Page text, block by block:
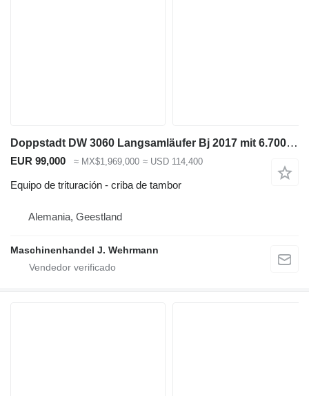
Doppstadt DW 3060 Langsamläufer Bj 2017 mit 6.700 BH
EUR 99,000 ≈ MX$1,969,000 ≈ USD 114,400
Equipo de trituración - criba de tambor
Alemania, Geestland
Maschinenhandel J. Wehrmann